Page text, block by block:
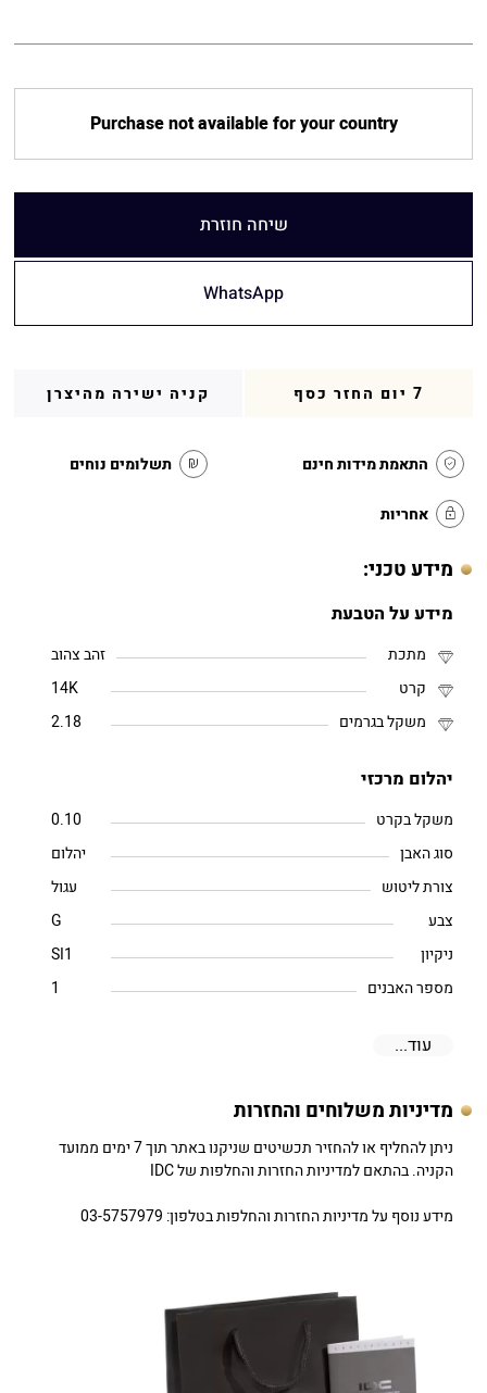
Purchase not available for your country
שיחה חוזרת
WhatsApp
7 יום החזר כסף קניה ישירה מהיצרן
התאמת מידות חינם תשלומים נוחים
אחריות
מידע טכני:
מידע על הטבעת
מתכת
זהב צהוב
קרט
14K
משקל בגרמים
2.18
יהלום מרכזי
משקל בקרט
0.10
סוג האבן
יהלום
צורת ליטוש
עגול
צבע
G
ניקיון
SI1
מספר האבנים
1
עוד...
מדיניות משלוחים והחזרות
ניתן להחליף או להחזיר תכשיטים שניקנו באתר תוך 7 ימים ממועד
הקניה. בהתאם למדיניות החזרות והחלפות של IDC
מידע נוסף על מדיניות החזרות והחלפות בטלפון: 03-5757979